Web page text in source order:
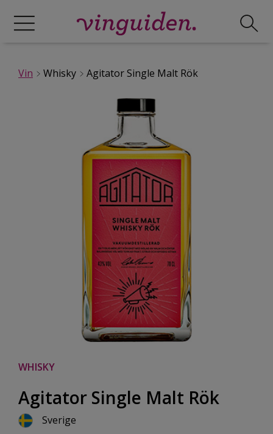
Vin Whisky Agitator Single Malt Rök
WHISKY
Agitator Single Malt Rök
Sverige